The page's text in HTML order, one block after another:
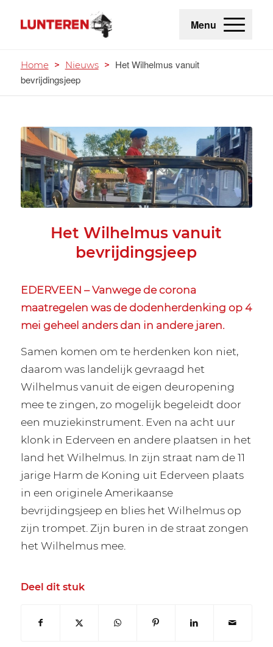
Menu
Home > Nieuws > Het Wilhelmus vanuit
bevrijdingsjeep
Het Wilhelmus vanuit
bevrijdingsjeep
EDERVEEN – Vanwege de corona
maatregelen was de dodenherdenking op 4
mei geheel anders dan in andere jaren.
Samen komen om te herdenken kon niet,
daarom was landelijk gevraagd het
Wilhelmus vanuit de eigen deuropening
mee te zingen, zo mogelijk begeleidt door
een muziekinstrument. Even na acht uur
klonk in Ederveen en andere plaatsen in het
land het Wilhelmus. In zijn straat nam de 11
jarige Harm de Koning uit Ederveen plaats
in een originele Amerikaanse
bevrijdingsjeep en blies het Wilhelmus op
zijn trompet. Zijn buren in de straat zongen
het Wilhelmus mee.
Deel dit stuk